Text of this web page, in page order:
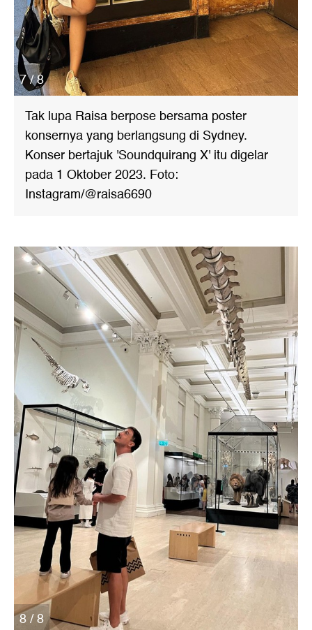
7 / 8
Tak lupa Raisa berpose bersama poster
konsernya yang berlangsung di Sydney.
Konser bertajuk 'Soundquirang X' itu digelar
pada 1 Oktober 2023. Foto:
Instagram/@raisa6690
8 / 8